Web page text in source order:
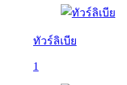
ทัวร์ลิเบีย
1